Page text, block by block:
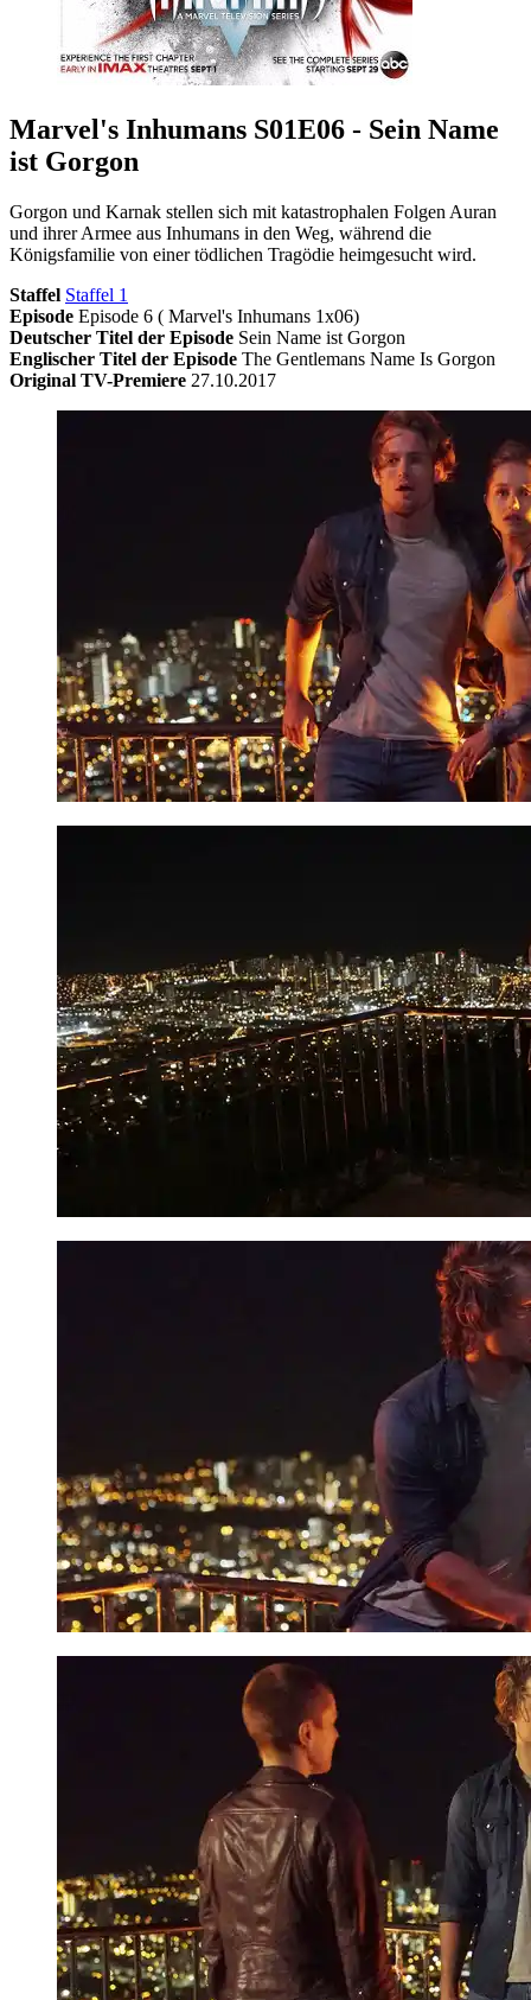
Marvel's Inhumans S01E06 - Sein Name
ist Gorgon
Gorgon und Karnak stellen sich mit katastrophalen Folgen Auran
und ihrer Armee aus Inhumans in den Weg, während die
Königsfamilie von einer tödlichen Tragödie heimgesucht wird.
Staffel Staffel 1
Episode Episode 6 ( Marvel's Inhumans 1x06)
Deutscher Titel der Episode Sein Name ist Gorgon
Englischer Titel der Episode The Gentlemans Name Is Gorgon
Original TV-Premiere 27.10.2017